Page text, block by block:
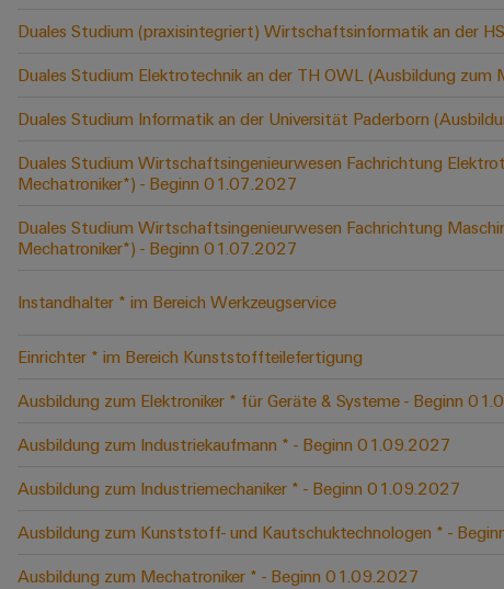
Duales Studium (praxisintegriert) Wirtschaftsinformatik an der
Duales Studium Elektrotechnik an der TH OWL (Ausbildung
Duales Studium Informatik an der Universität Paderborn
Duales Studium Wirtschaftsingenieurwesen Fachrichtung
Mechatroniker*) - Beginn 01.07.2027
Duales Studium Wirtschaftsingenieurwesen Fachrichtung
Mechatroniker*) - Beginn 01.07.2027
Instandhalter * im Bereich Werkzeugservice
Einrichter * im Bereich Kunststoffteilefertigung
Ausbildung zum Elektroniker * für Geräte & Systeme - Beginn
Ausbildung zum Industriekaufmann * - Beginn 01.09.2027
Ausbildung zum Industriemechaniker * - Beginn 01.09.2027
Ausbildung zum Kunststoff- und Kautschuktechnologen * -
Ausbildung zum Mechatroniker * - Beginn 01.09.2027